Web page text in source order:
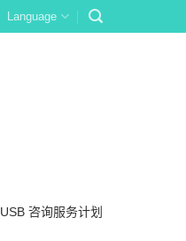
Language
USB 咨询服务计划